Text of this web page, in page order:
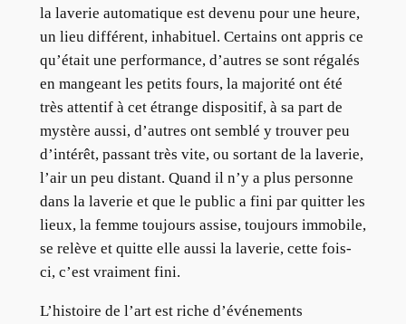
la laverie automatique est devenu pour une heure,
un lieu différent, inhabituel. Certains ont appris ce
qu’était une performance, d’autres se sont régalés
en mangeant les petits fours, la majorité ont été
très attentif à cet étrange dispositif, à sa part de
mystère aussi, d’autres ont semblé y trouver peu
d’intérêt, passant très vite, ou sortant de la laverie,
l’air un peu distant. Quand il n’y a plus personne
dans la laverie et que le public a fini par quitter les
lieux, la femme toujours assise, toujours immobile,
se relève et quitte elle aussi la laverie, cette fois-
ci, c’est vraiment fini.
L’histoire de l’art est riche d’événements